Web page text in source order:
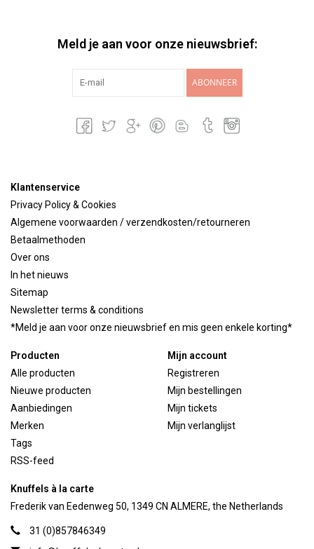
Meld je aan voor onze nieuwsbrief:
ABONNEER
Klantenservice
Privacy Policy & Cookies
Algemene voorwaarden / verzendkosten/retourneren
Betaalmethoden
Over ons
In het nieuws
Sitemap
Newsletter terms & conditions
*Meld je aan voor onze nieuwsbrief en mis geen enkele korting*
Producten
Alle producten
Nieuwe producten
Aanbiedingen
Merken
Tags
RSS-feed
Mijn account
Registreren
Mijn bestellingen
Mijn tickets
Mijn verlanglijst
Knuffels à la carte
Frederik van Eedenweg 50, 1349 CN ALMERE, the Netherlands
31 (0)857846349